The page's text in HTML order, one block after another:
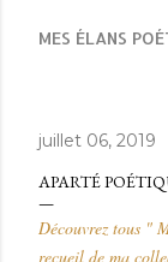
MES ÉLANS
juillet 06, 2019
APARTÉ
Découvrez tous "
recueil de ma